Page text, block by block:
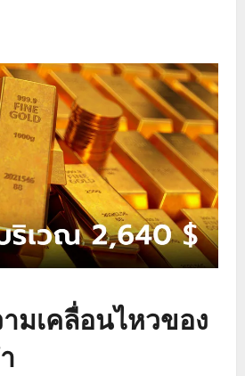
มเคลื่อนไหวของ